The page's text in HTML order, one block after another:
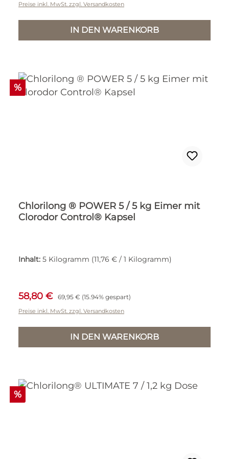
Preise inkl. MwSt. zzgl. Versandkosten
IN DEN WARENKORB
Rabatt
%
Chlorilong ® POWER 5 / 5 kg Eimer mit
Clorodor Control® Kapsel
Inhalt: 5 Kilogramm (11,76 € / 1 Kilogramm)
Verkaufspreis:
58,80 € Regulärer Preis:
69,95 € (15.94% gespart)
Preise inkl. MwSt. zzgl. Versandkosten
IN DEN WARENKORB
Rabatt
%